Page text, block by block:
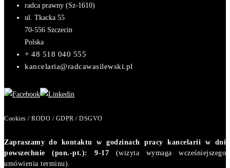
radca prawny (Sz-1610)
ul. Tkacka 55
70-556 Szczecin
Polska
+ 48 518 040 555
kancelaria@radcawasilewski.pl
Cookies / RODO / GDPR / DSGVO
Zapraszamy do kontaktu w godzinach pracy kancelarii w dni
powszechnie (pon.-pt.): 9-17 (wizyta wymaga wcześniejszego
umówienia terminu).